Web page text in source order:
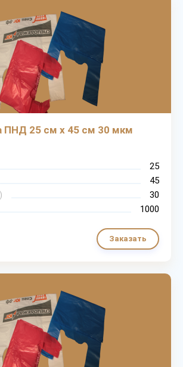
ПНД 25 см х 45 см 30 мкм
25
45
30
1000
Заказать